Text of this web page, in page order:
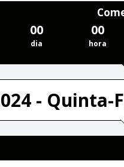
00
dia
00
hora
- Quinta-